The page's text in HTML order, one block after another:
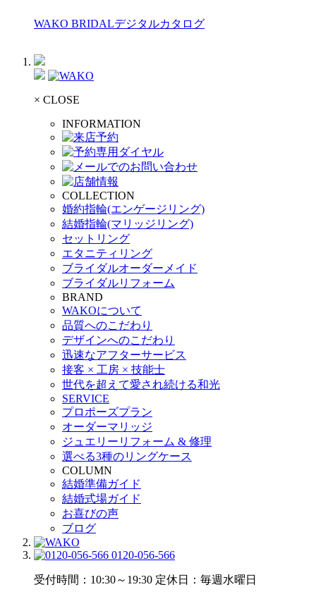
WAKO BRIDALデジタルカタログ
× CLOSE
INFORMATION
COLLECTION
婚約指輪(エンゲージリング)
結婚指輪(マリッジリング)
セットリング
エタニティリング
ブライダルオーダーメイド
ブライダルリフォーム
BRAND
WAKOについて
品質へのこだわり
デザインへのこだわり
迅速なアフターサービス
接客 × 工房 × 技能士
世代を超えて愛され続ける和光
SERVICE
プロポーズプラン
オーダーマリッジ
ジュエリーリフォーム & 修理
選べる3種のリングケース
COLUMN
結婚準備ガイド
結婚式場ガイド
お喜びの声
ブログ
0120-056-566
受付時間：10:30～19:30 定休日：毎週水曜日